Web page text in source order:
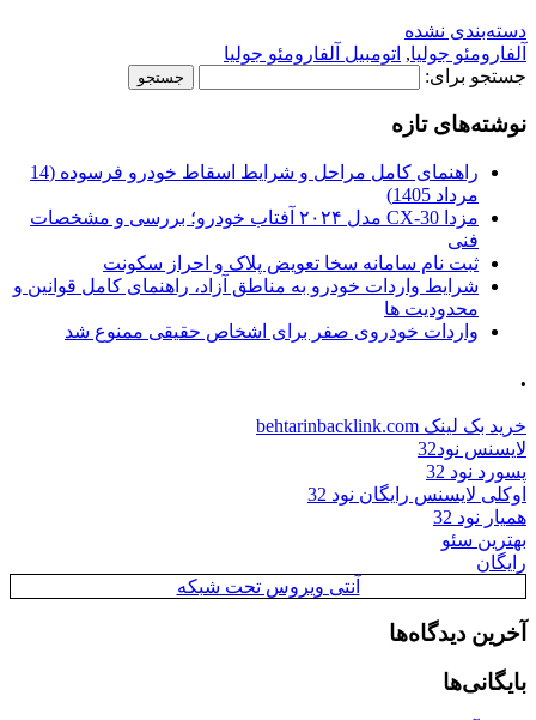
دسته‌بندی نشده
آلفارومئو جولیا, اتومبیل آلفارومئو جولیا
جستجو برای:
نوشته‌های تازه
راهنمای کامل مراحل و شرایط اسقاط خودرو فرسوده (14
مرداد 1405)
مزدا CX-30 مدل ۲۰۲۴ آفتاب خودرو؛ بررسی و مشخصات
فنی
ثبت نام سامانه سخا تعویض پلاک و احراز سکونت
شرایط واردات خودرو به مناطق آزاد، راهنمای کامل قوانین و
محدودیت ها
واردات خودروی صفر برای اشخاص حقیقی ممنوع شد
.
خرید بک لینک behtarinbacklink.com
لایسنس نود32
پسورد نود 32
اوکلی لایسنس رایگان نود 32
همیار نود 32
بهترین سئو
رایگان
آنتی ویروس تحت شبکه
آخرین دیدگاه‌ها
بایگانی‌ها